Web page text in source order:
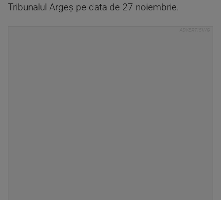
Tribunalul Argeş pe data de 27 noiembrie.